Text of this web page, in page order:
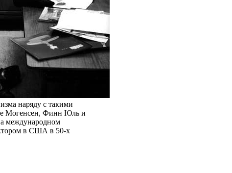
наряду с такими
Могенсен, Финн Юль и
международном
в США в 50-х